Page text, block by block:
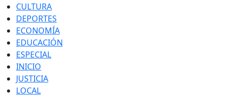
CULTURA
DEPORTES
ECONOMÍA
EDUCACIÓN
ESPECIAL
INICIO
JUSTICIA
LOCAL